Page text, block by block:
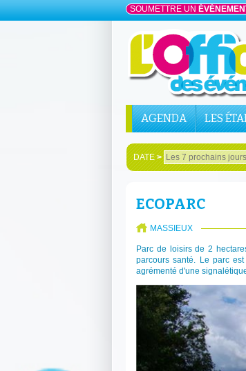
SOUMETTRE UN
AGENDA LES
DATE>
ECOPARC
MASSIEUX
Parc de loisirs de 2
parcours santé. Le parc
agrémenté d'une